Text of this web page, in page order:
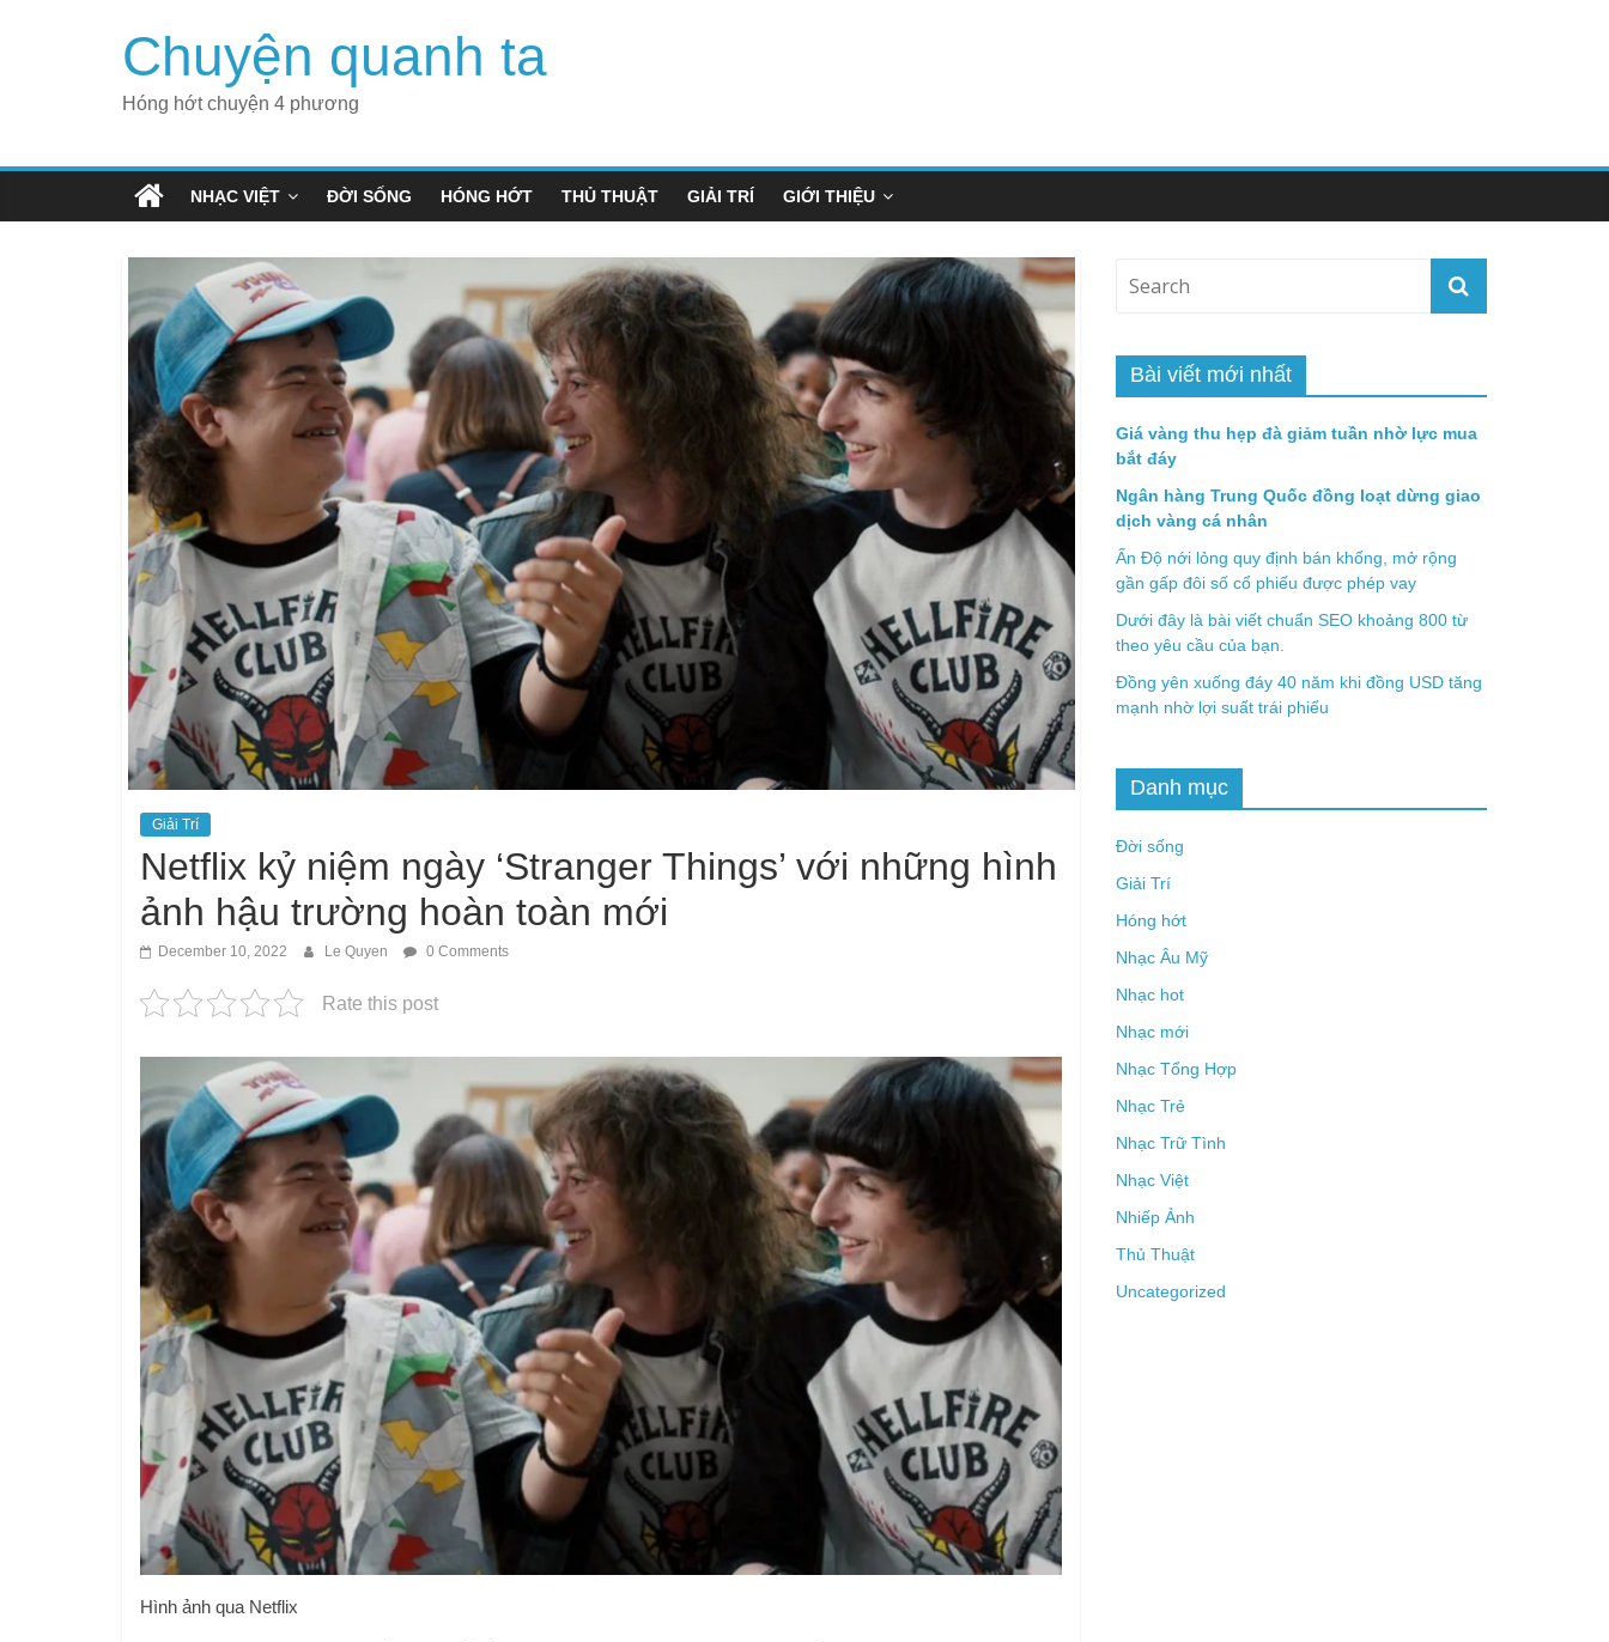
Chuyện quanh ta
Hóng hớt chuyện 4 phương
NHẠC VIỆT ĐỜI SỐNG HÓNG HỚT THỦ THUẬT GIẢI TRÍ GIỚI THIỆU
Giải Trí
Netflix kỷ niệm ngày ‘Stranger Things’ với những hình
ảnh hậu trường hoàn toàn mới
December 10, 2022 Le Quyen 0 Comments
Rate this post
Hình ảnh qua Netflix
Bài viết mới nhất
Giá vàng thu hẹp đà giảm tuần nhờ lực mua
bắt đáy
Ngân hàng Trung Quốc đồng loạt dừng giao
dịch vàng cá nhân
Ấn Độ nới lỏng quy định bán khống, mở rộng
gần gấp đôi số cổ phiếu được phép vay
Dưới đây là bài viết chuẩn SEO khoảng 800 từ
theo yêu cầu của bạn.
Đồng yên xuống đáy 40 năm khi đồng USD tăng
mạnh nhờ lợi suất trái phiếu
Danh mục
Đời sống
Giải Trí
Hóng hớt
Nhạc Âu Mỹ
Nhạc hot
Nhạc mới
Nhạc Tổng Hợp
Nhạc Trẻ
Nhạc Trữ Tình
Nhạc Việt
Nhiếp Ảnh
Thủ Thuật
Uncategorized